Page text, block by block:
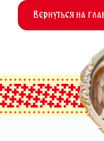
Вернуться на